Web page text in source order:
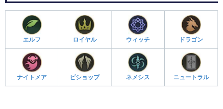
エルフ ロイヤル ウィッチ ドラゴン
ナイトメア ビショップ ネメシス ニュートラル